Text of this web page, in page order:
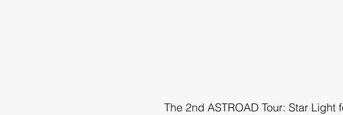
The 2nd ASTROAD Tour: Star